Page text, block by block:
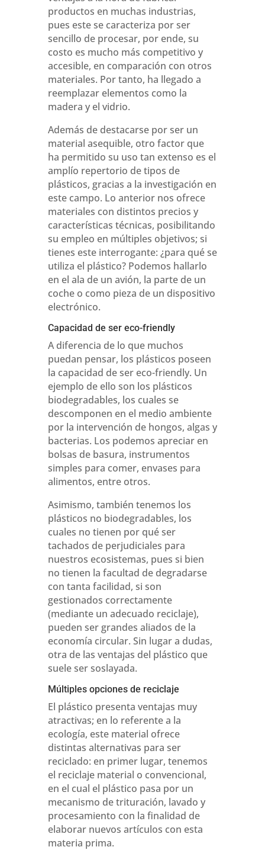
productos en muchas industrias,
pues este se caracteriza por ser
sencillo de procesar, por ende, su
costo es mucho más competitivo y
accesible, en comparación con otros
materiales. Por tanto, ha llegado a
reemplazar elementos como la
madera y el vidrio.
Además de destacarse por ser un
material asequible, otro factor que
ha permitido su uso tan extenso es el
amplío repertorio de tipos de
plásticos, gracias a la investigación en
este campo. Lo anterior nos ofrece
materiales con distintos precios y
características técnicas, posibilitando
su empleo en múltiples objetivos; si
tienes este interrogante: ¿para qué se
utiliza el plástico? Podemos hallarlo
en el ala de un avión, la parte de un
coche o como pieza de un dispositivo
electrónico.
Capacidad de ser eco-friendly
A diferencia de lo que muchos
puedan pensar, los plásticos poseen
la capacidad de ser eco-friendly. Un
ejemplo de ello son los plásticos
biodegradables, los cuales se
descomponen en el medio ambiente
por la intervención de hongos, algas y
bacterias. Los podemos apreciar en
bolsas de basura, instrumentos
simples para comer, envases para
alimentos, entre otros.
Asimismo, también tenemos los
plásticos no biodegradables, los
cuales no tienen por qué ser
tachados de perjudiciales para
nuestros ecosistemas, pues si bien
no tienen la facultad de degradarse
con tanta facilidad, si son
gestionados correctamente
(mediante un adecuado reciclaje),
pueden ser grandes aliados de la
economía circular. Sin lugar a dudas,
otra de las ventajas del plástico que
suele ser soslayada.
Múltiples opciones de reciclaje
El plástico presenta ventajas muy
atractivas; en lo referente a la
ecología, este material ofrece
distintas alternativas para ser
reciclado: en primer lugar, tenemos
el reciclaje material o convencional,
en el cual el plástico pasa por un
mecanismo de trituración, lavado y
procesamiento con la finalidad de
elaborar nuevos artículos con esta
materia prima.